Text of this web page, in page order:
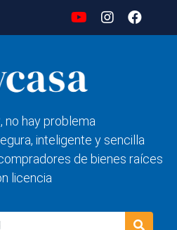
no hay problema
inteligente y sencilla
de bienes raíces
licencia